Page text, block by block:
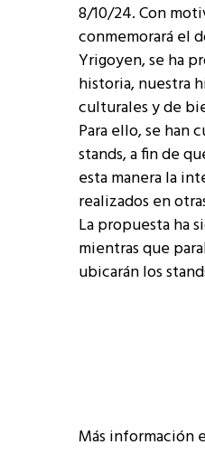
8/10/24. Con
conmemorará el
Yrigoyen, se ha
historia, nuestra
culturales y de
Para ello, se han
stands, a fin de
esta manera la
realizados en
La propuesta ha
mientras que
ubicarán los
Más información